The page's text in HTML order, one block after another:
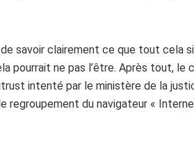
savoir clairement ce que tout cela
pourrait ne pas l’être. Après tout, le
intenté par le ministère de la
regroupement du navigateur «